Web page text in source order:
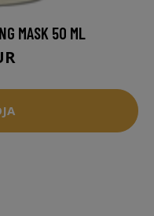
MASK 50 ML